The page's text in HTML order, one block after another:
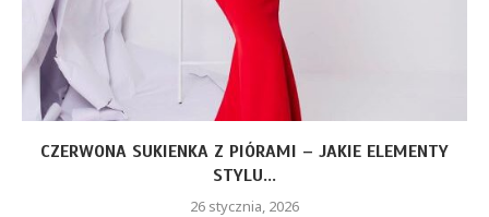
CZERWONA SUKIENKA Z PIÓRAMI – JAKIE ELEMENTY
STYLU...
26 stycznia, 2026